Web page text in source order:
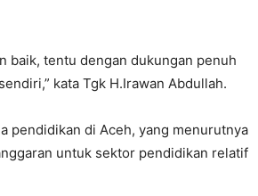
baik, tentu dengan dukungan penuh
kata Tgk H.Irawan Abdullah.
pendidikan di Aceh, yang menurutnya
untuk sektor pendidikan relatif